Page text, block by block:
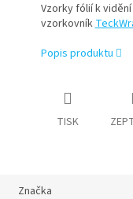
Vzorky fólií k vidění
vzorkovník
Popis produktu
TISK
Značka